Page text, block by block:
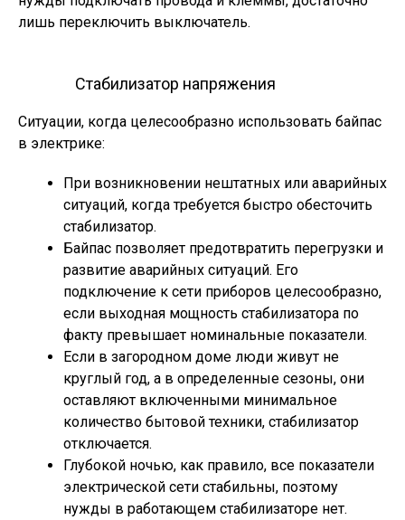
лишь переключить выключатель.
Стабилизатор напряжения
Ситуации, когда целесообразно использовать байпас
в электрике:
При возникновении нештатных или аварийных
ситуаций, когда требуется быстро обесточить
стабилизатор.
Байпас позволяет предотвратить перегрузки и
развитие аварийных ситуаций. Его
подключение к сети приборов целесообразно,
если выходная мощность стабилизатора по
факту превышает номинальные показатели.
Если в загородном доме люди живут не
круглый год, а в определенные сезоны, они
оставляют включенными минимальное
количество бытовой техники, стабилизатор
отключается.
Глубокой ночью, как правило, все показатели
электрической сети стабильны, поэтому
нужды в работающем стабилизаторе нет.